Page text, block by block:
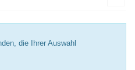
die Ihrer Auswahl